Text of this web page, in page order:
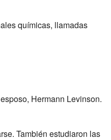
químicas, llamadas
Hermann Levinson.
También estudiaron las